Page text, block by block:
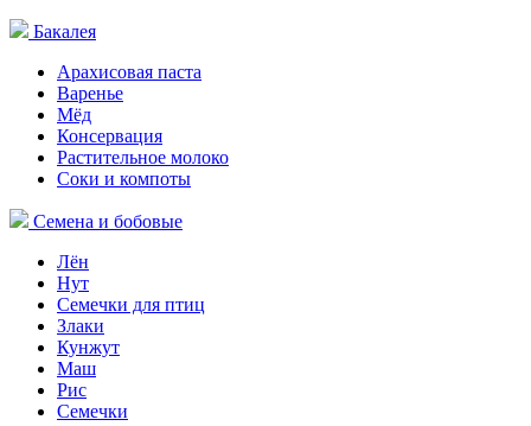
Бакалея
Арахисовая паста
Варенье
Мёд
Консервация
Растительное молоко
Соки и компоты
Семена и бобовые
Лён
Нут
Семечки для птиц
Злаки
Кунжут
Маш
Рис
Семечки